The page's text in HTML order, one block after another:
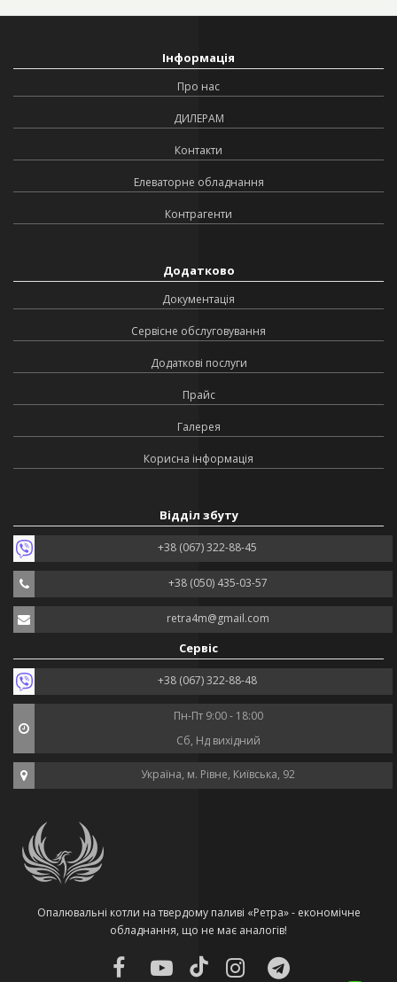
Інформація
Про нас
ДИЛЕРАМ
Контакти
Елеваторне обладнання
Контрагенти
Додатково
Документація
Сервісне обслуговування
Додаткові послуги
Прайс
Галерея
Корисна інформація
Відділ збуту
+38 (067) 322-88-45
+38 (050) 435-03-57
retra4m@gmail.com
Сервіс
+38 (067) 322-88-48
Пн-Пт 9:00 - 18:00
Сб, Нд вихідний
Україна, м. Рівне, Київська, 92
Опалювальні котли на твердому паливі «Ретра» - економічне
обладнання, що не має аналогів!